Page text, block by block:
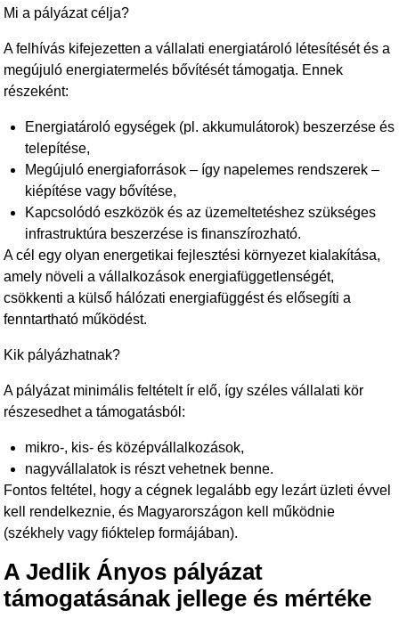
Mi a pályázat célja?
A felhívás kifejezetten a vállalati energiatároló létesítését és a
megújuló energiatermelés bővítését támogatja. Ennek
részeként:
Energiatároló egységek (pl. akkumulátorok) beszerzése és
telepítése,
Megújuló energiaforrások – így napelemes rendszerek –
kiépítése vagy bővítése,
Kapcsolódó eszközök és az üzemeltetéshez szükséges
infrastruktúra beszerzése is finanszírozható.
A cél egy olyan energetikai fejlesztési környezet kialakítása,
amely növeli a vállalkozások energiafüggetlenségét,
csökkenti a külső hálózati energiafüggést és elősegíti a
fenntartható működést.
Kik pályázhatnak?
A pályázat minimális feltételt ír elő, így széles vállalati kör
részesedhet a támogatásból:
mikro-, kis- és középvállalkozások,
nagyvállalatok is részt vehetnek benne.
Fontos feltétel, hogy a cégnek legalább egy lezárt üzleti évvel
kell rendelkeznie, és Magyarországon kell működnie
(székhely vagy fióktelep formájában).
A Jedlik Ányos pályázat
támogatásának jellege és mértéke